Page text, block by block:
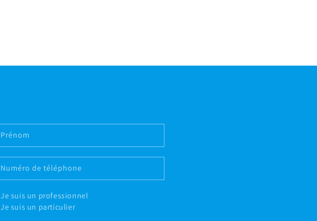
Prénom
Numéro de téléphone
Je suis un professionnel
Je suis un particulier